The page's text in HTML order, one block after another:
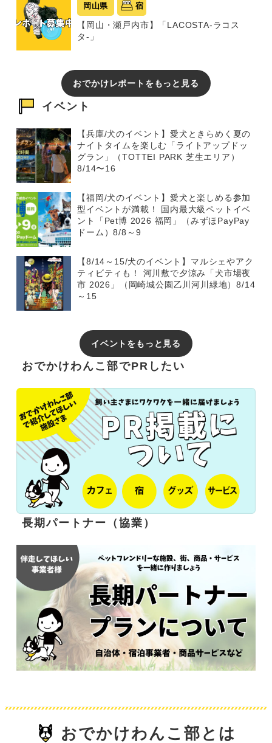
岡山県 宿
【岡山・瀬戸内市】「LACOSTA-ラコス
タ-」
おでかけレポートをもっと見る
イベント
【兵庫/犬のイベント】愛犬ときらめく夏の
ナイトタイムを楽しむ「ライトアップドッ
グラン」（TOTTEI PARK 芝生エリア）
8/14〜16
【福岡/犬のイベント】愛犬と楽しめる参加
型イベントが満載！ 国内最大級ペットイベ
ント「Pet博 2026 福岡」（みずほPayPay
ドーム）8/8～9
【8/14～15/犬のイベント】マルシェやアク
ティビティも！ 河川敷で夕涼み「犬市場夜
市 2026」（岡崎城公園乙川河川緑地）8/14
～15
イベントをもっと見る
おでかけわんこ部でPRしたい
長期パートナー（協業）
おでかけわんこ部とは